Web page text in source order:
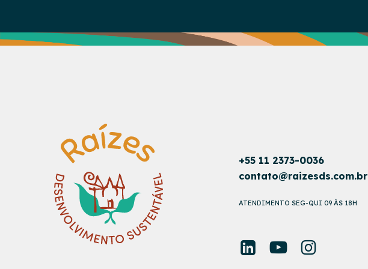
+55 11 2373-0036
contato@raizesds.com.br
ATENDIMENTO SEG-QUI 09 ÀS 18H